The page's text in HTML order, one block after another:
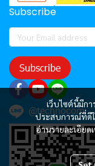
เว็บไซต์นี้มีก
ประสบการณ์ที่ดีใ
อ่านรายละเอียด
Subscribe
Subscribe
@technocom